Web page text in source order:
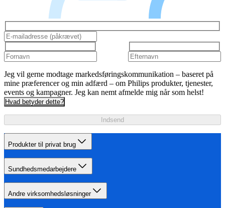
Jeg vil gerne modtage markedsføringskommunikation – baseret på
mine præferencer og min adfærd – om Philips produkter, tjenester,
events og kampagner. Jeg kan nemt afmelde mig når som helst!
Hvad betyder dette?
Indsend
Produkter til privat brug
Sundhedsmedarbejdere
Andre virksomhedsløsninger